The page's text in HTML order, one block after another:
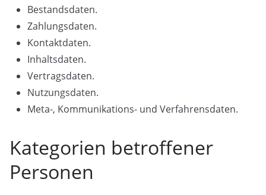
Bestandsdaten.
Zahlungsdaten.
Kontaktdaten.
Inhaltsdaten.
Vertragsdaten.
Nutzungsdaten.
Meta-, Kommunikations- und Verfahrensdaten.
Kategorien betroffener
Personen